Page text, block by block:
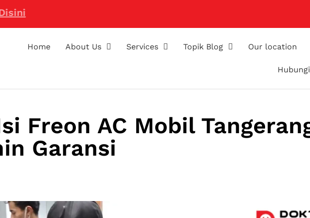
Home About Us Services Topik Blog Our location
Freon AC Mobil
Garansi